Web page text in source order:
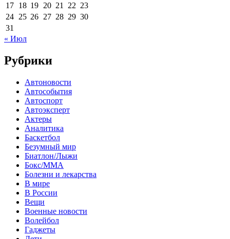
17 18 19 20 21 22 23
24 25 26 27 28 29 30
31
« Июл
Рубрики
Автоновости
Автособытия
Автоспорт
Автоэксперт
Актеры
Аналитика
Баскетбол
Безумный мир
Биатлон/Лыжи
Бокс/MMA
Болезни и лекарства
В мире
В России
Вещи
Военные новости
Волейбол
Гаджеты